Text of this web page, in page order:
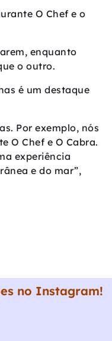
O Chef e o
enquanto
o outro.
é um destaque
Por exemplo, nós
O Chef e O Cabra.
experiência
e do mar”,
no Instagram!